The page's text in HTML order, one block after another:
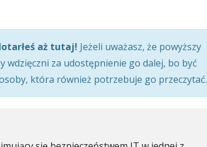
aż tutaj! Jeżeli uważasz, że powyższy
wdzięczni za udostępnienie go dalej, bo być
która również potrzebuje go przeczytać.